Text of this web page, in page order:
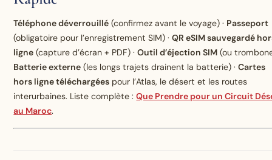
Téléphone déverrouillé (confirmez avant le voyage) · Passeport
(obligatoire pour l’enregistrement SIM) ·QR eSIM sauvegardé
ligne (capture d’écran + PDF) ·Outil d’éjection SIM (ou
Batterie externe (les longs trajets drainent la batterie) ·Cartes
hors ligne téléchargées pour l’Atlas, le désert et les routes
interurbaines. Liste complète :Que Prendre pour un Circuit
au Maroc.